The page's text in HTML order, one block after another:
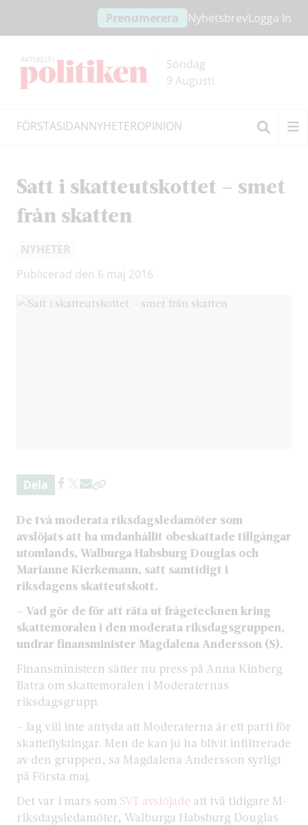
innehållet
headern
Prenumerera NyhetsbrevLogga In
Söndag
9 Augusti
FÖRSTASIDANNYHETEROPINION
Satt i skatteutskottet – smet
från skatten
NYHETER
Publicerad den 6 maj 2016
Dela
De två moderata riksdagsledamöter som
avslöjats att ha undanhållit obeskattade tillgångar
utomlands, Walburga Habsburg Douglas och
Marianne Kierkemann, satt samtidigt i
riksdagens skatteutskott.
– Vad gör de för att räta ut frågetecknen kring
skattemoralen i den moderata riksdagsgruppen,
undrar finansminister Magdalena Andersson (S).
Finansministern sätter nu press på Anna Kinberg
Batra om skattemoralen i Moderaternas
riksdagsgrupp.
– Jag vill inte antyda att Moderaterna är ett parti för
skatteflyktingar. Men de kan ju ha blivit infiltrerade
av den gruppen, sa Magdalena Andersson syrligt
på Första maj.
Det var i mars som SVT avslöjade att två tidigare M-
riksdagsledamöter, Walburga Habsburg Douglas